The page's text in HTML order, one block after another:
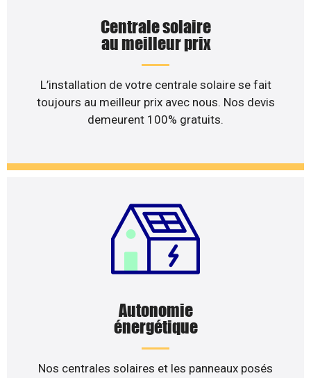
Centrale solaire
au meilleur prix
L’installation de votre centrale solaire se fait
toujours au meilleur prix avec nous. Nos devis
demeurent 100% gratuits.
Autonomie
énergétique
Nos centrales solaires et les panneaux posés